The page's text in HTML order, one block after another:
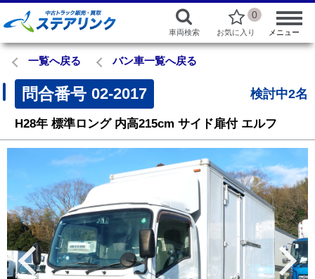
車両検索
0
お気に入り メニュー
一覧へ戻る バン車一覧へ戻る
問合番号 02-2017 検討中2名
H28年 標準ロング 内高215cm サイド扉付 エルフ